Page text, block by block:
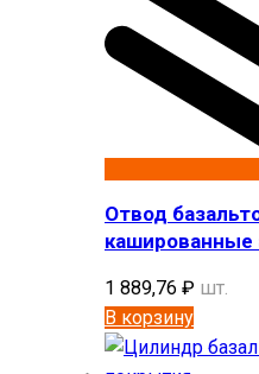
Отвод
1 889,76 ₽ шт.
В корзину